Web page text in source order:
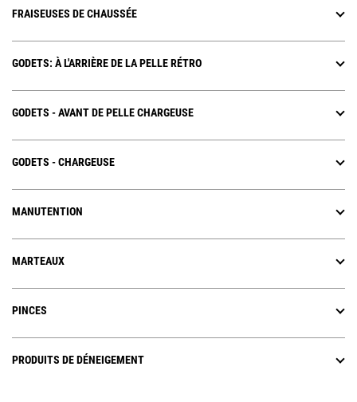
FRAISEUSES DE CHAUSSÉE
GODETS: À L'ARRIÈRE DE LA PELLE RÉTRO
GODETS - AVANT DE PELLE CHARGEUSE
GODETS - CHARGEUSE
MANUTENTION
MARTEAUX
PINCES
PRODUITS DE DÉNEIGEMENT